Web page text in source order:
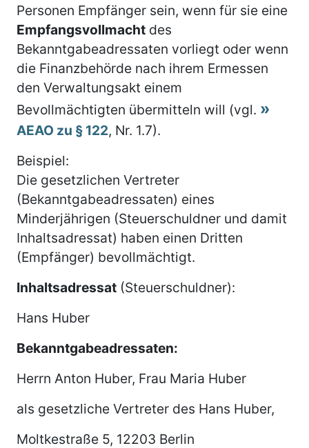
Personen Empfänger sein, wenn für sie eine
Empfangsvollmacht des
Bekanntgabeadressaten vorliegt oder wenn
die Finanzbehörde nach ihrem Ermessen
den Verwaltungsakt einem
Bevollmächtigten übermitteln will (vgl.
AEAO zu § 122, Nr. 1.7).
Beispiel:
Die gesetzlichen Vertreter
(Bekanntgabeadressaten) eines
Minderjährigen (Steuerschuldner und damit
Inhaltsadressat) haben einen Dritten
(Empfänger) bevollmächtigt.
Inhaltsadressat (Steuerschuldner):
Hans Huber
Bekanntgabeadressaten:
Herrn Anton Huber, Frau Maria Huber
als gesetzliche Vertreter des Hans Huber,
Moltkestraße 5, 12203 Berlin